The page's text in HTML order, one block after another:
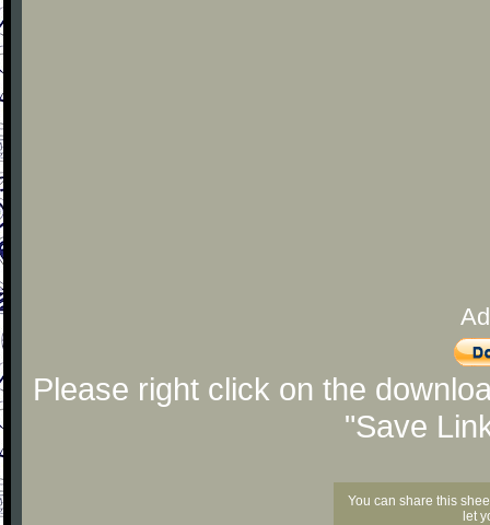
Please right click on the
"Save
You can share this
let